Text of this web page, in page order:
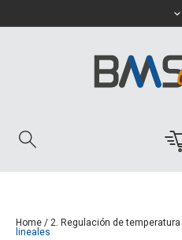
Home/2. Regulación de temperatura
lineales